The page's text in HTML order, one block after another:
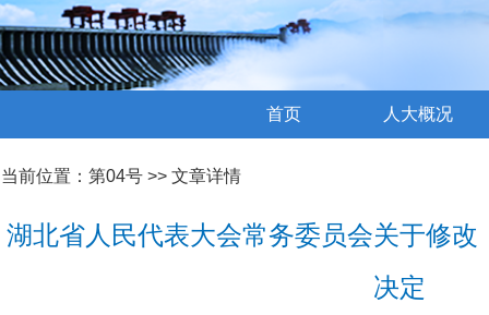
首页 人大概况
当前位置： 第04号 >> 文章详情
湖北省人民代表大会常务委员会关于修
决定